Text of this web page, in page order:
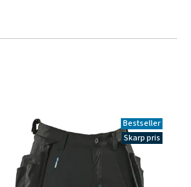
Bestseller
Skarp pris